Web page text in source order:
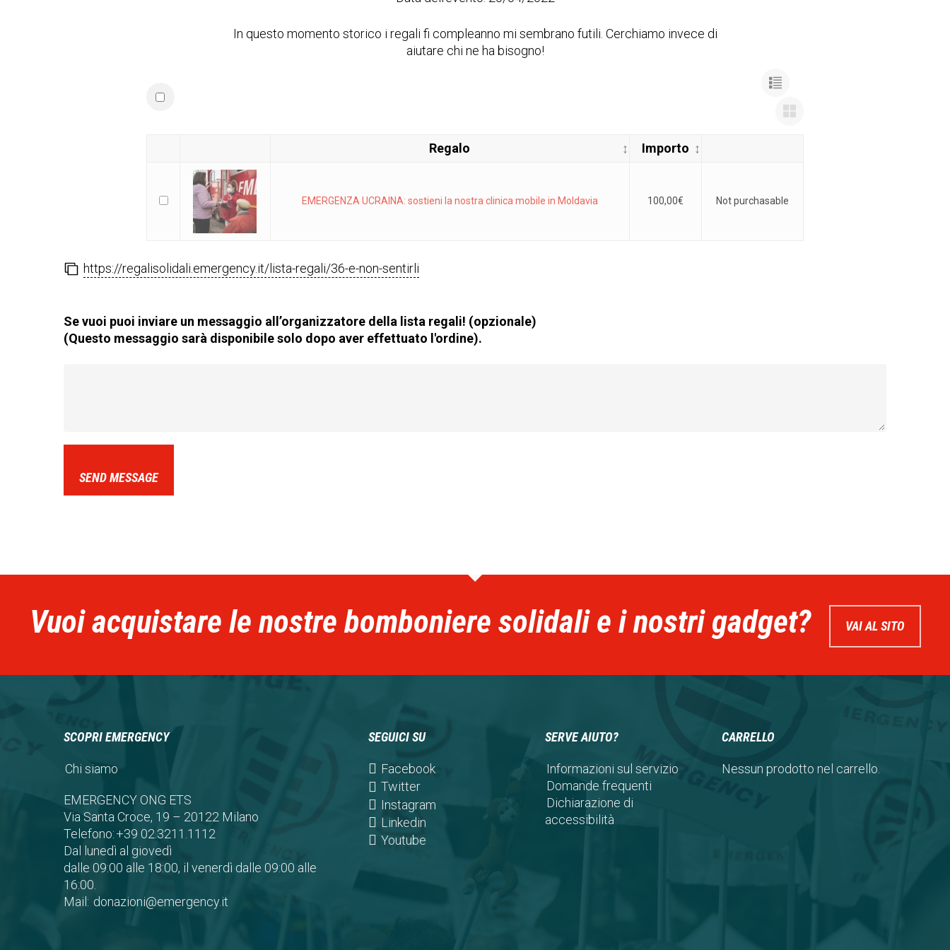
In questo momento storico i regali fi compleanno mi sembrano futili. Cerchiamo invece di
aiutare chi ne ha bisogno!
Regalo Importo
EMERGENZA UCRAINA: sostieni la nostra clinica mobile in Moldavia 100,00€ Not purchasable
https://regalisolidali.emergency.it/lista-regali/36-e-non-sentirli
Se vuoi puoi inviare un messaggio all’organizzatore della lista regali! (opzionale)
(Questo messaggio sarà disponibile solo dopo aver effettuato l'ordine).
SEND MESSAGE
Vuoi acquistare le nostre bomboniere solidali e i nostri gadget? VAI AL SITO
SCOPRI EMERGENCY
Chi siamo
EMERGENCY ONG ETS
Via Santa Croce, 19 – 20122 Milano
Telefono:+39 02.3211.1112
Dal lunedì al giovedì
dalle 09:00 alle 18:00, il venerdì dalle 09:00 alle
16:00.
Mail: donazioni@emergency.it
SEGUICI SU
Facebook(opens
a
Twitter(opens
in
a
new
Instagram(opens
Linkedin(opens
in
Youtube(opens
SERVE AIUTO?
Informazioni sul servizio
Domande frequenti
Dichiarazione di
accessibilità
CARRELLO
Nessun prodotto nel carrello.